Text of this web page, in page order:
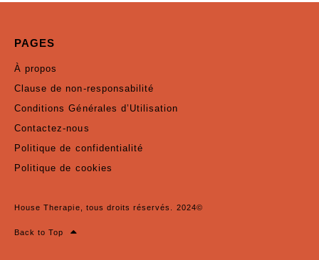
PAGES
À propos
Clause de non-responsabilité
Conditions Générales d’Utilisation
Contactez-nous
Politique de confidentialité
Politique de cookies
House Therapie, tous droits réservés. 2024©
Back to Top